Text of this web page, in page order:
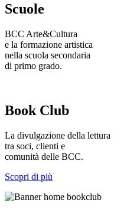
Scuole
BCC Arte&Cultura
e la formazione artistica
nella scuola secondaria
di primo grado.
Book Club
La divulgazione della lettura
tra soci, clienti e
comunità delle BCC.
Scopri di più